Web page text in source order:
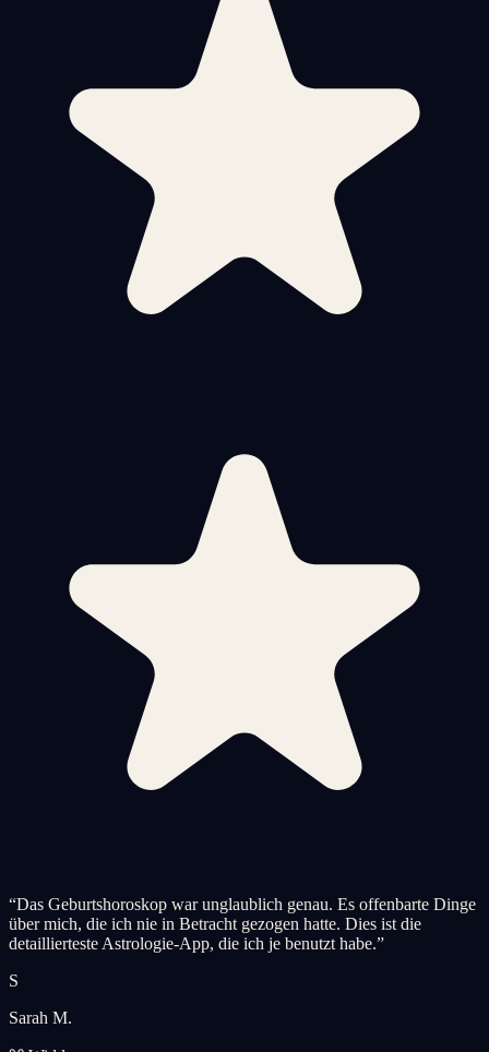
“Das Geburtshoroskop war unglaublich genau. Es offenbarte Dinge
über mich, die ich nie in Betracht gezogen hatte. Dies ist die
detaillierteste Astrologie-App, die ich je benutzt habe.”
S
Sarah M.